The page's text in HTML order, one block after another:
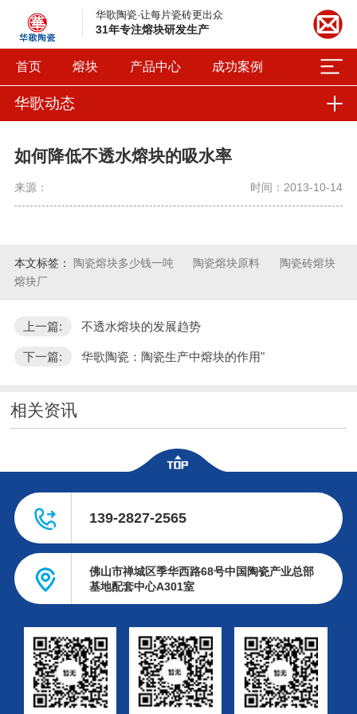
华歌陶瓷·让每片瓷砖更出众
31年专注熔块研发生产
首页 熔块 产品中心 成功案例
华歌动态
如何降低不透水熔块的吸水率
来源： 时间：2013-10-14
本文标签： 陶瓷熔块多少钱一吨 陶瓷熔块原料
陶瓷砖熔块
熔块厂
上一篇: 不透水熔块的发展趋势
下一篇: 华歌陶瓷：陶瓷生产中熔块的作用"
相关资讯
139-2827-2565
佛山市禅城区季华西路68号中国陶瓷产业总部
基地配套中心A301室